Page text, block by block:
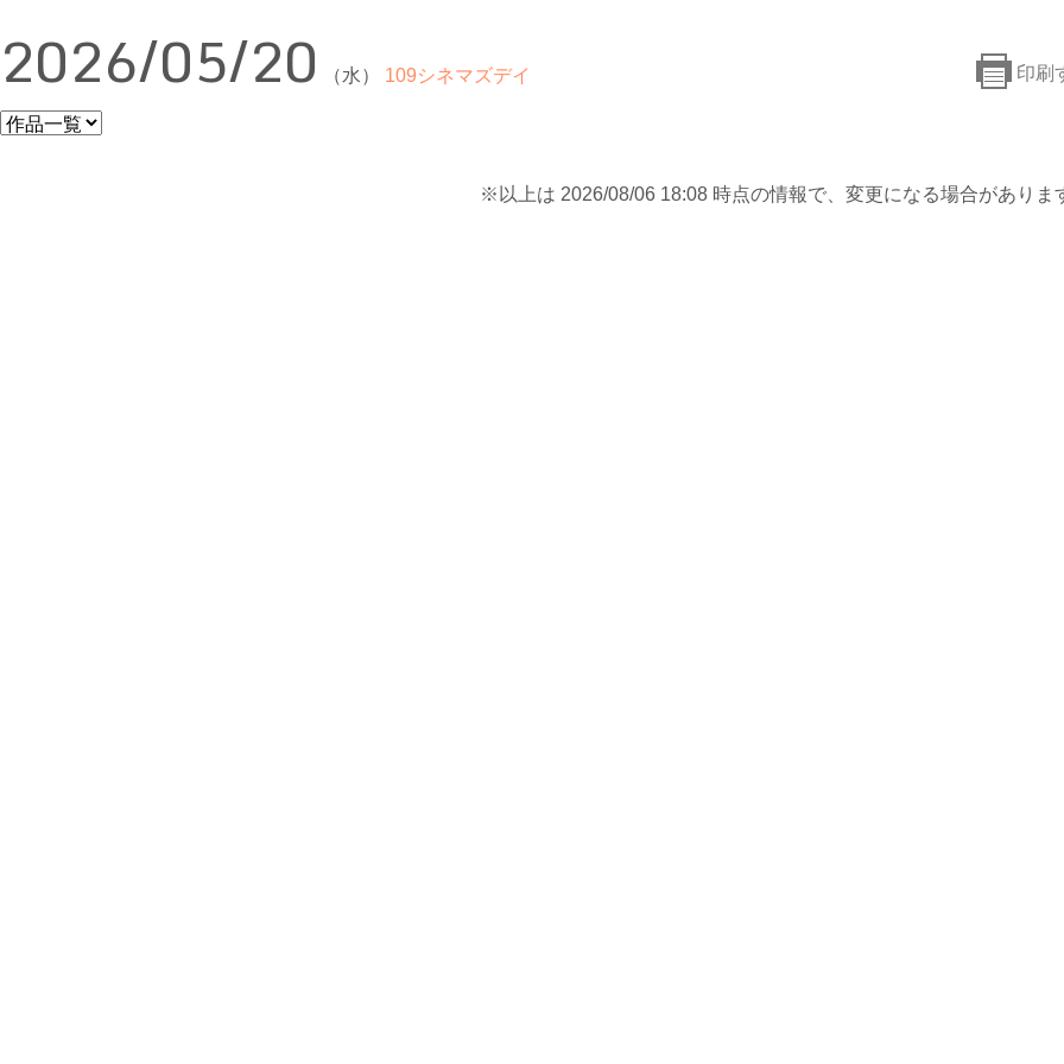
印刷
2026/05/20 （水） 109シネマズデイ
※以上は 2026/08/06 18:08 時点の情報で、変更になる場合がありま